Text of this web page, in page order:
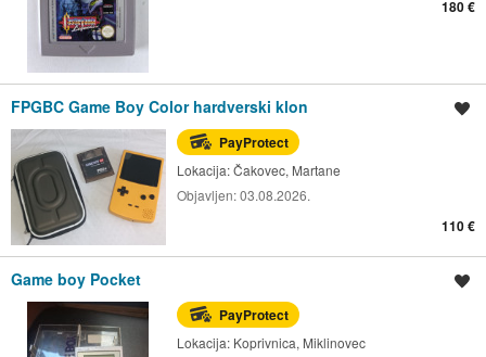
180 €
FPGBC Game Boy Color hardverski klon
PayProtect
Lokacija:Čakovec, Martane
Objavljen:03.08.2026.
110 €
Game boy Pocket
PayProtect
Lokacija: Koprivnica, Miklinovec